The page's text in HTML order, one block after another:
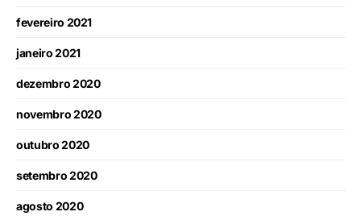
fevereiro 2021
janeiro 2021
dezembro 2020
novembro 2020
outubro 2020
setembro 2020
agosto 2020